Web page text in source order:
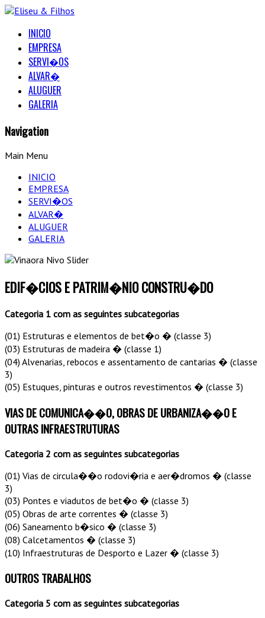
INICIO
EMPRESA
SERVI�OS
ALVAR�
ALUGUER
GALERIA
Navigation
Main Menu
INICIO
EMPRESA
SERVI�OS
ALVAR�
ALUGUER
GALERIA
EDIF�CIOS E PATRIM�NIO CONSTRU�DO
Categoria 1 com as seguintes subcategorias
(01) Estruturas e elementos de bet�o � (classe 3)
(03) Estruturas de madeira � (classe 1)
(04) Alvenarias, rebocos e assentamento de cantarias � (classe
3)
(05) Estuques, pinturas e outros revestimentos � (classe 3)
VIAS DE COMUNICA��O, OBRAS DE URBANIZA��O E
OUTRAS INFRAESTRUTURAS
Categoria 2 com as seguintes subcategorias
(01) Vias de circula��o rodovi�ria e aer�dromos � (classe
3)
(03) Pontes e viadutos de bet�o � (classe 3)
(05) Obras de arte correntes � (classe 3)
(06) Saneamento b�sico � (classe 3)
(08) Calcetamentos � (classe 3)
(10) Infraestruturas de Desporto e Lazer � (classe 3)
OUTROS TRABALHOS
Categoria 5 com as seguintes subcategorias